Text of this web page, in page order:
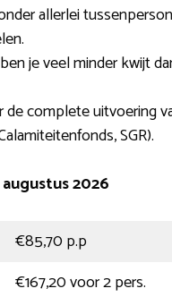
allerlei
je veel minder kwijt
complete uitvoering
SGR).
2026
€85,70 p.p
€167,20 voor 2 pers.